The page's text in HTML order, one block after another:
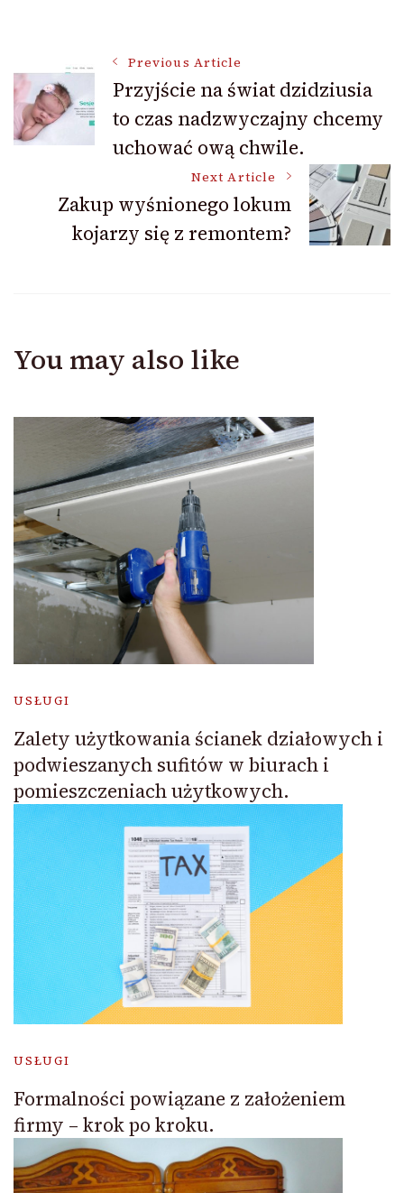
Post
Navigation
Previous Article
Przyjście na świat dzidziusia
to czas nadzwyczajny chcemy
uchować ową chwile.
Next Article
Zakup wyśnionego lokum
kojarzy się z remontem?
You may also like
USŁUGI
Zalety użytkowania ścianek działowych i
podwieszanych sufitów w biurach i
pomieszczeniach użytkowych.
USŁUGI
Formalności powiązane z założeniem
firmy – krok po kroku.